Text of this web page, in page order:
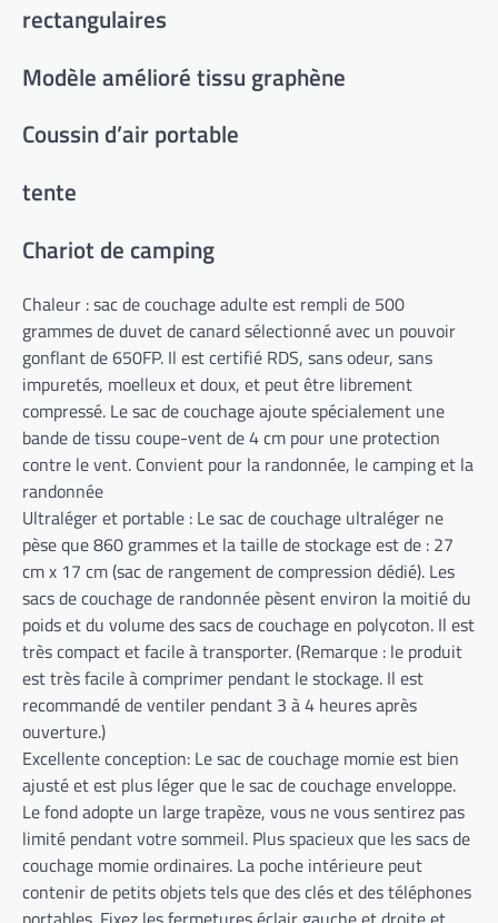
rectangulaires
Modèle amélioré tissu graphène
Coussin d’air portable
tente
Chariot de camping
Chaleur : sac de couchage adulte est rempli de 500
grammes de duvet de canard sélectionné avec un pouvoir
gonflant de 650FP. Il est certifié RDS, sans odeur, sans
impuretés, moelleux et doux, et peut être librement
compressé. Le sac de couchage ajoute spécialement une
bande de tissu coupe-vent de 4 cm pour une protection
contre le vent. Convient pour la randonnée, le camping et la
randonnée
Ultraléger et portable : Le sac de couchage ultraléger ne
pèse que 860 grammes et la taille de stockage est de : 27
cm x 17 cm (sac de rangement de compression dédié). Les
sacs de couchage de randonnée pèsent environ la moitié du
poids et du volume des sacs de couchage en polycoton. Il est
très compact et facile à transporter. (Remarque : le produit
est très facile à comprimer pendant le stockage. Il est
recommandé de ventiler pendant 3 à 4 heures après
ouverture.)
Excellente conception: Le sac de couchage momie est bien
ajusté et est plus léger que le sac de couchage enveloppe.
Le fond adopte un large trapèze, vous ne vous sentirez pas
limité pendant votre sommeil. Plus spacieux que les sacs de
couchage momie ordinaires. La poche intérieure peut
contenir de petits objets tels que des clés et des téléphones